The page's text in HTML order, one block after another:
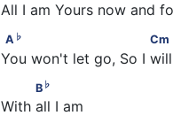
All I am Yours now and
A♭ Cm
A ♭ Cm
You won't let go, So I
B
B ♭
With all I am